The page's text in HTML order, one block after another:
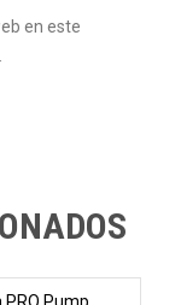
en este